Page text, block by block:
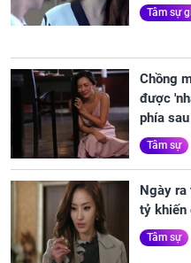
Tâm sự
Chồng
được
phía
Tâm sự
Ngày ra
tỷ khiến
Tâm sự